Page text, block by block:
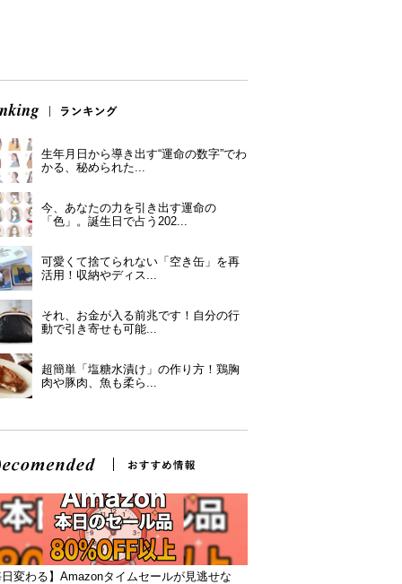
生年月日から導き出す“運命の数字”でわ
かる、秘められた...
今、あなたの力を引き出す運命の
「色」。誕生日で占う202...
可愛くて捨てられない「空き缶」を再
活用！収納やディス...
それ、お金が入る前兆です！自分の行
動で引き寄せも可能...
超簡単「塩糖水漬け」の作り方！鶏胸
肉や豚肉、魚も柔ら...
変わる】Amazonタイムセールが見逃せな